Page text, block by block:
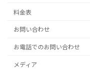
料金表
お問い合わせ
お電話でのお問い合わせ
メディア